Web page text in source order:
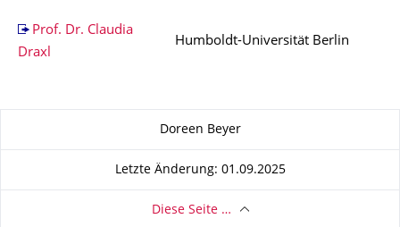
Prof. Dr. Claudia
Draxl
Humboldt-Universität Berlin
Doreen Beyer
Letzte Änderung: 01.09.2025
Diese Seite …